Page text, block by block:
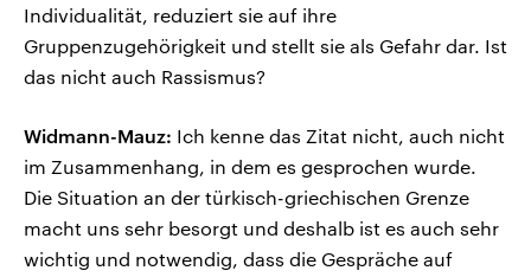
Individualität, reduziert sie auf ihre
Gruppenzugehörigkeit und stellt sie als Gefahr dar. Ist
das nicht auch Rassismus?
Widmann-Mauz: Ich kenne das Zitat nicht, auch nicht
im Zusammenhang, in dem es gesprochen wurde.
Die Situation an der türkisch-griechischen Grenze
macht uns sehr besorgt und deshalb ist es auch sehr
wichtig und notwendig, dass die Gespräche auf